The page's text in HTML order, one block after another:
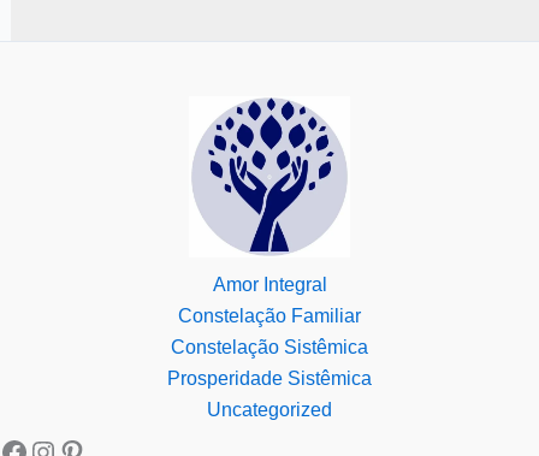
Amor Integral
Constelação Familiar
Constelação Sistêmica
Prosperidade Sistêmica
Uncategorized